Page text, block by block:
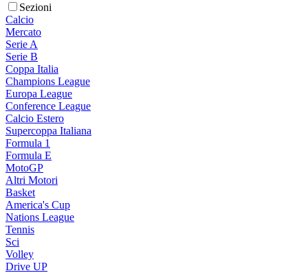
Sezioni
Calcio
Mercato
Serie A
Serie B
Coppa Italia
Champions League
Europa League
Conference League
Calcio Estero
Supercoppa Italiana
Formula 1
Formula E
MotoGP
Altri Motori
Basket
America's Cup
Nations League
Tennis
Sci
Volley
Drive UP